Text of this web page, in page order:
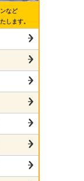
など
します。